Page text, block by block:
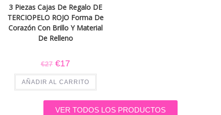
3 Piezas Cajas De Regalo DE
TERCIOPELO ROJO Forma De
Corazón Con Brillo Y Material
De Relleno
€27 €17
AÑADIR AL CARRITO
VER TODOS LOS PRODUCTOS